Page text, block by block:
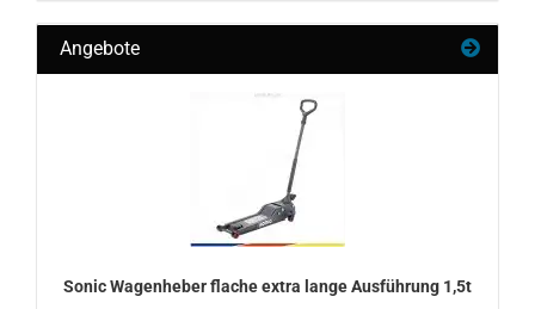
Angebote
Sonic Wa­gen­he­ber fla­che extra lange Aus­füh­rung 1,5t